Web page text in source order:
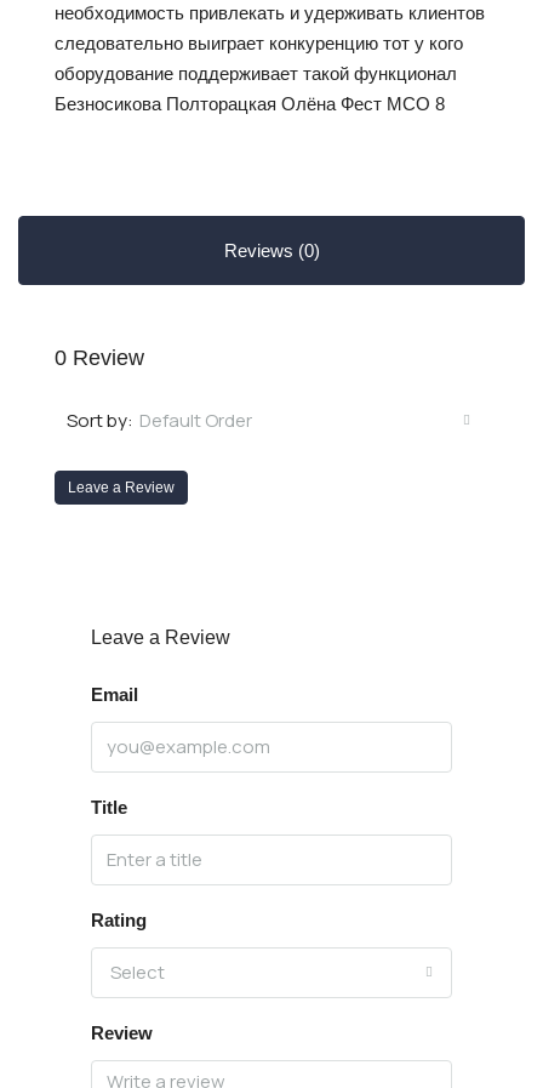
необходимость привлекать и удерживать клиентов
следовательно выиграет конкуренцию тот у кого
оборудование поддерживает такой функционал
Безносикова Полторацкая Олёна Фест МСО 8
Reviews (0)
0 Review
Sort by: Default Order
Leave a Review
Leave a Review
Email
Title
Rating
Select
Review